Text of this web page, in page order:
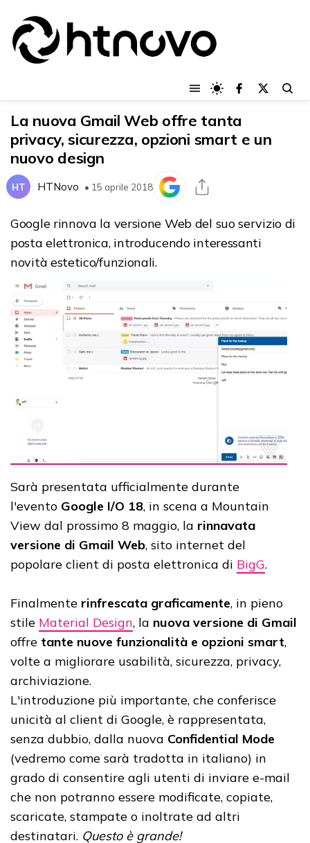
La nuova Gmail Web offre tanta
privacy, sicurezza, opzioni smart e un
nuovo design
HT HTNovo • 15 aprile 2018
Google rinnova la versione Web del suo servizio di
posta elettronica, introducendo interessanti
novità estetico/funzionali.
Sarà presentata ufficialmente durante
l'evento Google I/O 18, in scena a Mountain
View dal prossimo 8 maggio, la rinnavata
versione di Gmail Web, sito internet del
popolare client di posta elettronica di BigG.
Finalmente rinfrescata graficamente, in pieno
stile Material Design, la nuova versione di Gmail
offre tante nuove funzionalità e opzioni smart,
volte a migliorare usabilità, sicurezza, privacy,
archiviazione.
L'introduzione più importante, che conferisce
unicità al client di Google, è rappresentata,
senza dubbio, dalla nuova Confidential Mode
(vedremo come sarà tradotta in italiano) in
grado di consentire agli utenti di inviare e-mail
che non potranno essere modificate, copiate,
scaricate, stampate o inoltrate ad altri
destinatari. Questo è grande!